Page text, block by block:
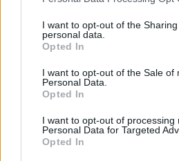
not limited to your visit or usage
grant or deny consent to Google
use your data for below specified
consent section.
I want to opt-out of the
personal data.
Opted In
I want to opt-out of the Sale of
Personal Data.
Opted In
I want to opt-out of processing
Personal Data for Targeted
Opted In
σύζυγο και τα εξαρτώμενα
το σύνολο της αξίας: α) της
περιουσίας (πλην
των μεταφορικών μέσων
σύζυγο), δ) των
χρηματοπιστωτικών
αξιών, και το Σύστημα